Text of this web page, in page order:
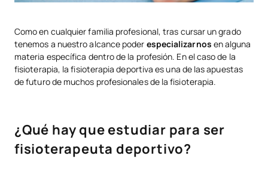
Como en cualquier familia profesional, tras cursar un grado
tenemos a nuestro alcance poder especializarnos en alguna
materia específica dentro de la profesión. En el caso de la
fisioterapia, la fisioterapia deportiva es una de las apuestas
de futuro de muchos profesionales de la fisioterapia.
¿Qué hay que estudiar para ser
fisioterapeuta deportivo?